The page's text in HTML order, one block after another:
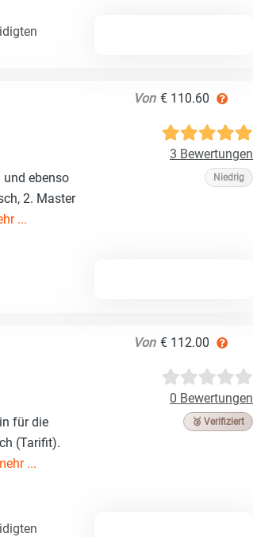
Von € 110.60
3 Bewertungen
Niedrig
und ebenso
2. Master
...
Von € 112.00
0 Bewertungen
🥉 Verifiziert
für die
(Tarifit).
...